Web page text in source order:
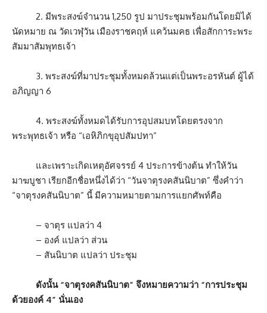
2. มีพระสงฆ์จำนวน 1,250 รูป มาประชุมพร้อมกันโดยมิได้
นัดหมาย ณ วัดเวฬุวัน เมืองราชคฤห์ แคว้นมคธ เพื่อสักการะพระ
สัมมาสัมพุทธเจ้า
3. พระสงฆ์ที่มาประชุมทั้งหมดล้วนแต่เป็นพระอรหันต์ ผู้ได้
อภิญญา 6
4. พระสงฆ์ทั้งหมดได้รับการอุปสมบทโดยตรงจาก
พระพุทธเจ้า หรือ “เอหิภิกขุอุปสัมปทา”
และเพราะเกิดเหตุอัศจรรย์ 4 ประการข้างต้น ทำให้วัน
มาฆบูชา เรียกอีกชื่อหนึ่งได้ว่า “วันจาตุรงคสันนิบาต” ซึ่งคำว่า
“จาตุรงคสันนิบาต” นี้ มีความหมายตามการแยกศัพท์คือ
– จาตุร แปลว่า 4
– องค์ แปลว่า ส่วน
– สันนิบาต แปลว่า ประชุม
ดังนั้น “จาตุรงคสันนิบาต” จึงหมายความว่า “การประชุม
ด้วยองค์ 4” นั่นเอง